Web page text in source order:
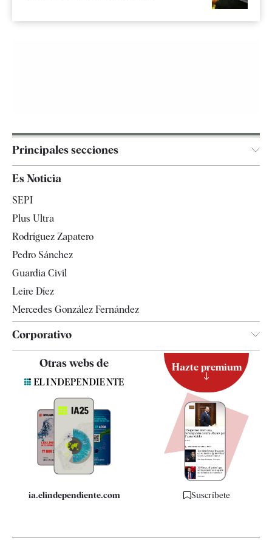
Principales secciones
España
Televisión
Es Noticia
SEPI
Plus Ultra
Rodríguez Zapatero
Pedro Sánchez
Guardia Civil
Leire Díez
Mercedes González Fernández
Corporativo
Contacto
Quiénes somos
Especificaciones
Otras webs de
ia.elindependiente.com
Hazte premium
Suscríbete